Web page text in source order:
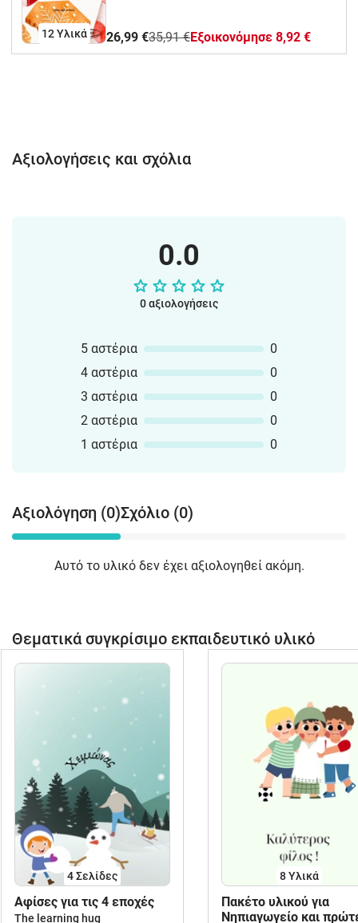
12 Υλικά
26,99 €35,91 €Eξοικονόμησε 8,92 €
Αξιολογήσεις και σχόλια
0.0
0 αξιολογήσεις
5 αστέρια
0
4 αστέρια
0
3 αστέρια
0
2 αστέρια
0
1 αστέρια
0
Αξιολόγηση (0)Σχόλιο (0)
Αυτό το υλικό δεν έχει αξιολογηθεί ακόμη.
Θεματικά συγκρίσιμο εκπαιδευτικό υλικό
4Σελίδες
Aφίσες για τις 4 εποχές
The learning hug
8 Υλικά
Πακέτο υλικού για
Νηπιαγωγείο και